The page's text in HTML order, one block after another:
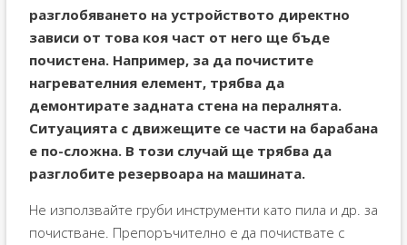
разглобяването на устройството директно
зависи от това коя част от него ще бъде
почистена. Например, за да почистите
нагревателния елемент, трябва да
демонтирате задната стена на пералнята.
Ситуацията с движещите се части на барабана
е по-сложна. В този случай ще трябва да
разглобите резервоара на машината.
Не използвайте груби инструменти като пила и др. за
почистване. Препоръчително е да почиствате с